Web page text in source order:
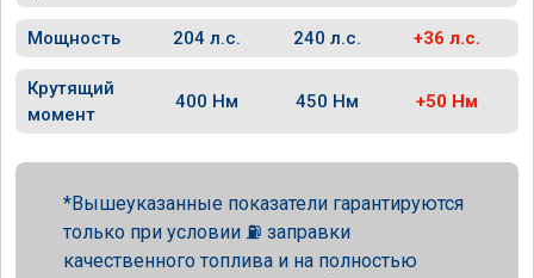
Мощность 204 л.с. 240 л.с. +36 л.с.
Крутящий
момент
400 Нм 450 Нм +50 Нм
Вышеуказанные показатели гарантируются
только при условии ⛽ заправки
качественного топлива и на полностью